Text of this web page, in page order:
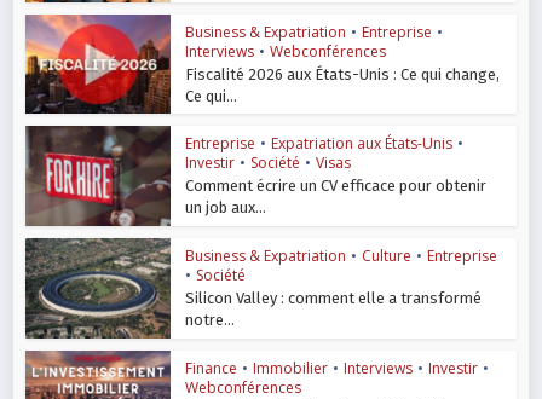
Business & Expatriation • Entreprise •
Interviews • Webconférences
Fiscalité 2026 aux États-Unis : Ce qui change,
Ce qui...
Entreprise • Expatriation aux États-Unis •
Investir • Société • Visas
Comment écrire un CV efficace pour obtenir
un job aux...
Business & Expatriation • Culture • Entreprise
• Société
Silicon Valley : comment elle a transformé
notre...
Finance • Immobilier • Interviews • Investir •
Webconférences